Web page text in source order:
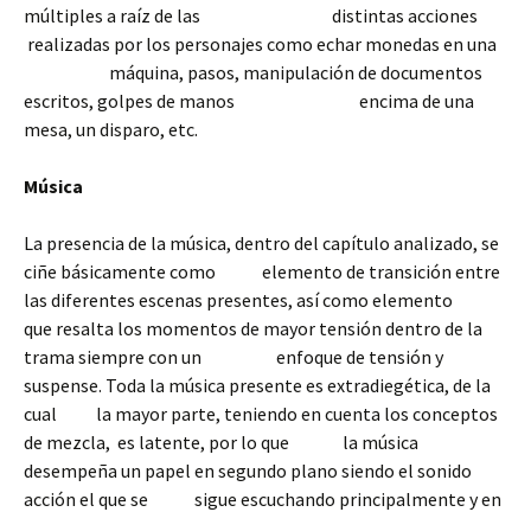
múltiples a raíz de las distintas acciones
realizadas por los personajes como echar monedas en una
máquina, pasos, manipulación de documentos
escritos, golpes de manos encima de una
mesa, un disparo, etc.
Música
La presencia de la música, dentro del capítulo analizado, se
ciñe básicamente como elemento de transición entre
las diferentes escenas presentes, así como elemento
que resalta los momentos de mayor tensión dentro de la
trama siempre con un enfoque de tensión y
suspense. Toda la música presente es extradiegética, de la
cual la mayor parte, teniendo en cuenta los conceptos
de mezcla, es latente, por lo que la música
desempeña un papel en segundo plano siendo el sonido
acción el que se sigue escuchando principalmente y en